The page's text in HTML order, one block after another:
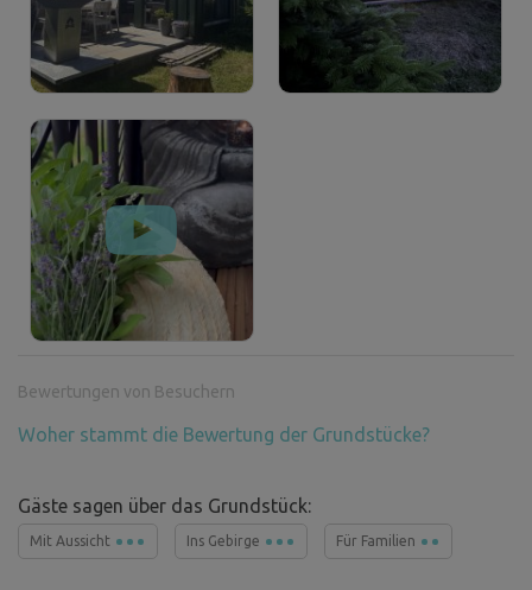
Bewertungen von Besuchern
Woher stammt die Bewertung der Grundstücke?
Gäste sagen über das Grundstück:
Mit Aussicht Ins Gebirge Für Familien